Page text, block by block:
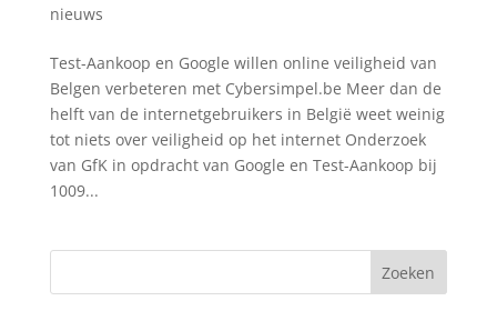
nieuws
Test-Aankoop en Google willen online veiligheid van
Belgen verbeteren met Cybersimpel.be Meer dan de
helft van de internetgebruikers in België weet weinig
tot niets over veiligheid op het internet Onderzoek
van GfK in opdracht van Google en Test-Aankoop bij
1009...
Zoeken